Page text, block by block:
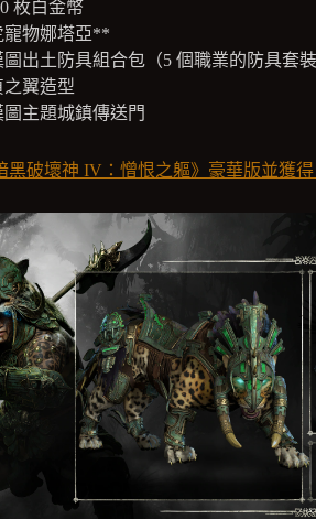
枚白金幣
寵物娜塔亞**
出土防具組合包（5 個職業的防具套裝
之翼造型
圖主題城鎮傳送門
黑破壞神 IV：憎恨之軀》豪華版並獲得